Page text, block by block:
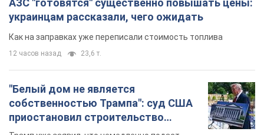
АЗС "готовятся" существенно повышать цены:
украинцам рассказали, чего ожидать
Как на заправках уже переписали стоимость топлива
12 часов назад 23,6 т.
"Белый дом не является
собственностью Трампа": суд США
приостановил строительство
бального зала стоимостью 400 млн